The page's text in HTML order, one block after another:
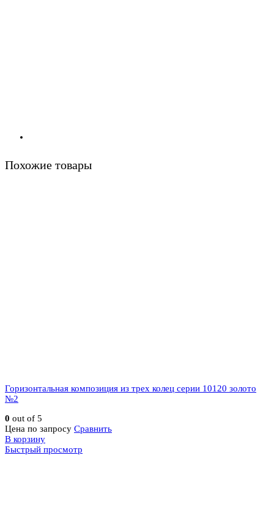
Похожие товары
Горизонтальная композиция из трех колец серии 10120 золото
№2
0 out of 5
Цена по запросу Сравнить
В корзину
Быстрый просмотр